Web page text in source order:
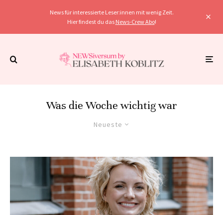
News für interessierte Leser:innen mit wenig Zeit.
Hier findest du das News-Crew Abo!
Was die Woche wichtig war
Neueste